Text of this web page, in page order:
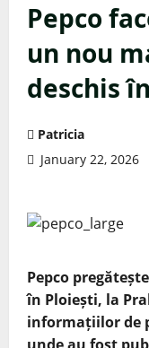
Pepco
un nou
deschis
Patricia
January 22, 2026
Pepco
în Ploiești, la
informațiilor de